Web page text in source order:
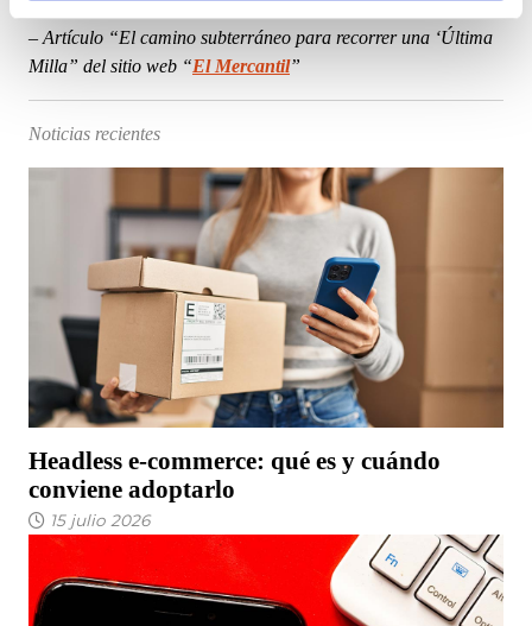
que les haya proporcionado o que hayan recopilado a
partir del uso que haya hecho de sus servicios.
– Artículo “El camino subterráneo para recorrer una ‘Última
Milla” del sitio web “El Mercantil”
Noticias recientes
Headless e-commerce: qué es y cuándo
conviene adoptarlo
15 julio 2026